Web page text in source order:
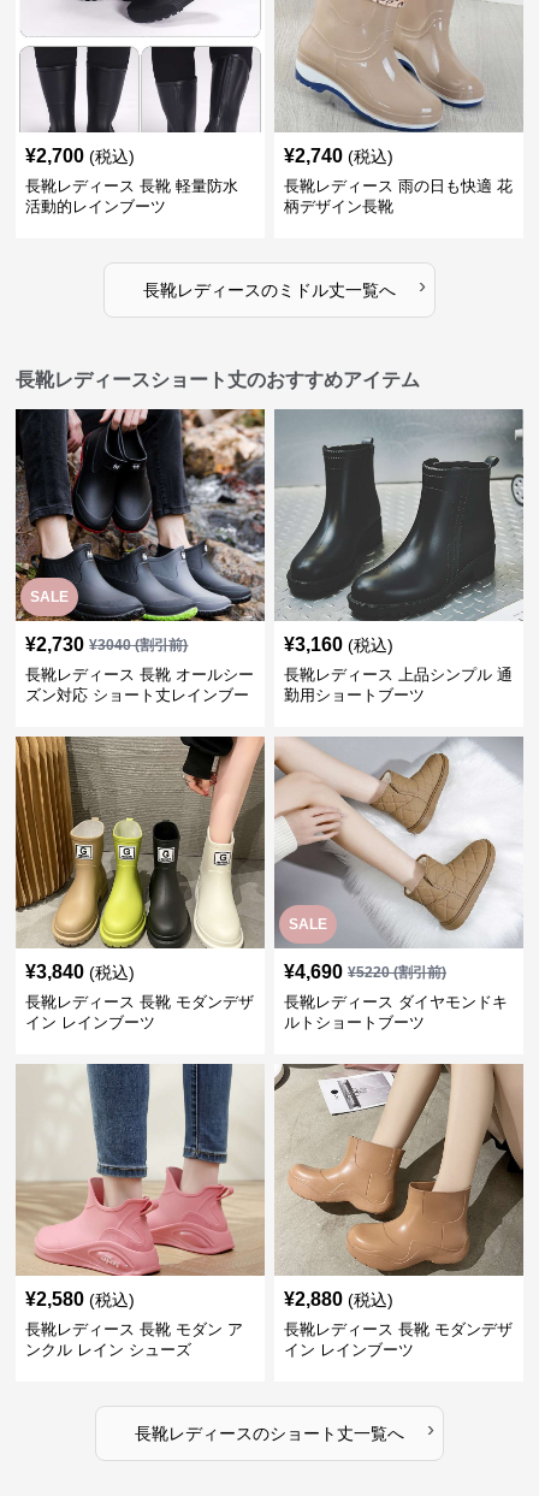
¥2,700 (税込)
長靴レディース 長靴 軽量防水
活動的レインブーツ
¥2,740 (税込)
長靴レディース 雨の日も快適 花
柄デザイン長靴
長靴レディースのミドル丈一覧へ ›
長靴レディースショート丈のおすすめアイテム
SALE
¥2,730 ¥3040(割引前)
長靴レディース 長靴 オールシー
ズン対応 ショート丈レインブー
¥3,160 (税込)
長靴レディース 上品シンプル 通
勤用ショートブーツ
¥3,840 (税込)
長靴レディース 長靴 モダンデザ
イン レインブーツ
SALE
¥4,690 ¥5220(割引前)
長靴レディース ダイヤモンドキ
ルトショートブーツ
¥2,580 (税込)
長靴レディース 長靴 モダン ア
ンクル レイン シューズ
¥2,880 (税込)
長靴レディース 長靴 モダンデザ
イン レインブーツ
長靴レディースのショート丈一覧へ ›